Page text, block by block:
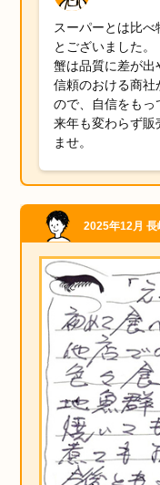
スーパーとは比べ
とございました。
蟹は品質に差が出
信頼のおける商社
ので、自信をもっ
来年も変わらず販
ませ。
2025年12月 長